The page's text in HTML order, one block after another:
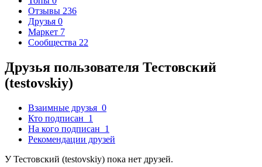
Отзывы 236
Друзья 0
Маркет 7
Сообщества 22
Друзья пользователя Тестовский
(testovskiy)
Взаимные друзья 0
Кто подписан 1
На кого подписан 1
Рекомендации друзей
У Тестовский (testovskiy) пока нет друзей.